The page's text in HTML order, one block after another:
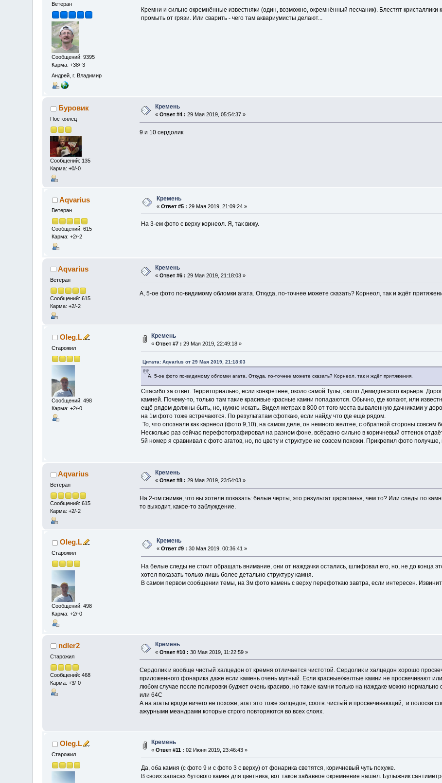
Ветеран
Сообщений: 9395
Карма: +38/-3
Андрей, г. Владимир
Кремни и сильно окремнённые известняки (один, возможно, окремнённый песчаник). Блестят
промыть от грязи. Или сварить - чего там аквариумисты делают...
Буровик
Постоялец
Сообщений: 135
Карма: +0/-0
Кремень
«Ответ #4 : 29 Мая 2019, 05:54:37 »
9 и 10 сердолик
Aqvarius
Ветеран
Сообщений: 615
Карма: +2/-2
Кремень
«Ответ #5 : 29 Мая 2019, 21:09:24 »
На 3-ем фото с верху корнеол. Я, так вижу.
Aqvarius
Ветеран
Сообщений: 615
Карма: +2/-2
Кремень
«Ответ #6 : 29 Мая 2019, 21:18:03 »
А, 5-ое фото по-видимому обломки агата. Откуда, по-точнее можете сказать? Корнеол, так и ждёт
Oleg.L
Старожил
Сообщений: 498
Карма: +2/-0
Кремень
«Ответ #7 : 29 Мая 2019, 22:49:18 »
Цитата: Aqvarius от 29 Мая 2019, 21:18:03
А, 5-ое фото по-видимому обломки агата. Откуда, по-точнее можете сказать? Корнеол, так и ждёт притяжения.
Спасибо за ответ. Территориально, если конкретнее, около самой Тулы, около Демидовского карьера.
камней. Почему-то, только там такие красивые красные камни попадаются. Обычно, где копают, или
ещё рядом должны быть, но, нужно искать. Видел метрах в 800 от того места вываленную дачниками у
на 1м фото тоже встречаются. По результатам сфоткаю, если найду что где ещё рядом.
То, что опознали как карнеол (фото 9,10), на самом деле, он немного желтее, с обратной стороны совсем
Несколько раз сейчас перефотографировал на разном фоне, всёравно сильно в коричневый оттенок
5й номер я сравнивал с фото агатов, но, по цвету и структуре не совсем похожи. Прикрепил фото получше,
Aqvarius
Ветеран
Сообщений: 615
Карма: +2/-2
Кремень
«Ответ #8 : 29 Мая 2019, 23:54:03 »
На 2-ом снимке, что вы хотели показать: белые черты, это результат царапанья, чем то? Или следы по
то выходит, какое-то заблуждение.
Oleg.L
Старожил
Сообщений: 498
Карма: +2/-0
Кремень
«Ответ #9 : 30 Мая 2019, 00:36:41 »
На белые следы не стоит обращать внимание, они от наждачки остались, шлифовал его, но, не до конца
хотел показать только лишь более детально структуру камня.
В самом первом сообщении темы, на 3м фото камень с верху перефоткаю завтра, если интересен.
ndler2
Старожил
Сообщений: 468
Карма: +3/-0
Кремень
«Ответ #10 : 30 Мая 2019, 11:22:59 »
Сердолик и вообще чистый халцедон от кремня отличается чистотой. Сердолик и халцедон хорошо
приложенного фонарика даже если камень очень мутный. Если красные/желтые камни не просвечивают
любом случае после полировки буджет очень красиво, но такие камни только на наждаке можно
или 64С
А на агаты вроде ничего не похоже, агат это тоже халцедон, соотв. чистый и просвечивающий, и полоски
ажурными меандрами которые строго повторяются во всех слоях.
Oleg.L
Старожил
Кремень
«Ответ #11 : 02 Июня 2019, 23:46:43 »
Да, оба камня (с фото 9 и с фото 3 с верху) от фонарика светятся, коричневый чуть похуже.
В своих запасах бутового камня для цветника, вот такое забавное окремнение нашёл. Булыжник